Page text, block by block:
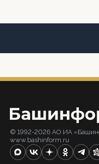
© 1992-2026 АО ИА
www.bashinform.ru